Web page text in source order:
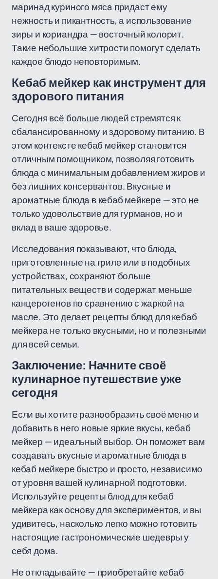
маринад куриного мяса придаст ему
нежность и пикантность, а использование
зиры и кориандра — восточный колорит.
Такие небольшие хитрости помогут сделать
каждое блюдо неповторимым.
Кебаб мейкер как инструмент для
здорового питания
Сегодня всё больше людей стремятся к
сбалансированному и здоровому питанию. В
этом контексте кебаб мейкер становится
отличным помощником, позволяя готовить
блюда с минимальным добавлением жиров и
без лишних консервантов. Вкусные и
ароматные блюда в кебаб мейкере — это не
только удовольствие для гурманов, но и
вклад в ваше здоровье.
Исследования показывают, что блюда,
приготовленные на гриле или в подобных
устройствах, сохраняют больше
питательных веществ и содержат меньше
канцерогенов по сравнению с жаркой на
масле. Это делает рецепты блюд для кебаб
мейкера не только вкусными, но и полезными
для всей семьи.
Заключение: Начните своё
кулинарное путешествие уже
сегодня
Если вы хотите разнообразить своё меню и
добавить в него новые яркие вкусы, кебаб
мейкер — идеальный выбор. Он поможет вам
создавать вкусные и ароматные блюда в
кебаб мейкере быстро и просто, независимо
от уровня вашей кулинарной подготовки.
Используйте рецепты блюд для кебаб
мейкера как основу для экспериментов, и вы
удивитесь, насколько легко можно готовить
настоящие гастрономические шедевры у
себя дома.
Не откладывайте — приобретайте кебаб